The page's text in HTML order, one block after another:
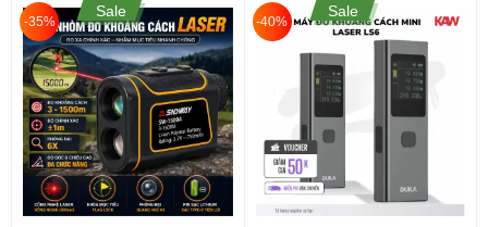
-35%
Sale
-40%
Sale